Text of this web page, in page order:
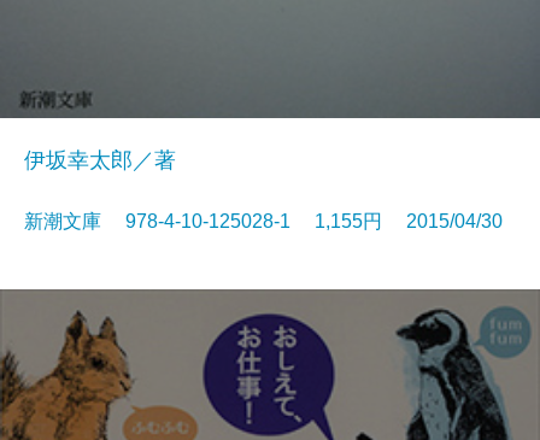
伊坂幸太郎／著
新潮文庫 978-4-10-125028-1 1,155円 2015/04/30